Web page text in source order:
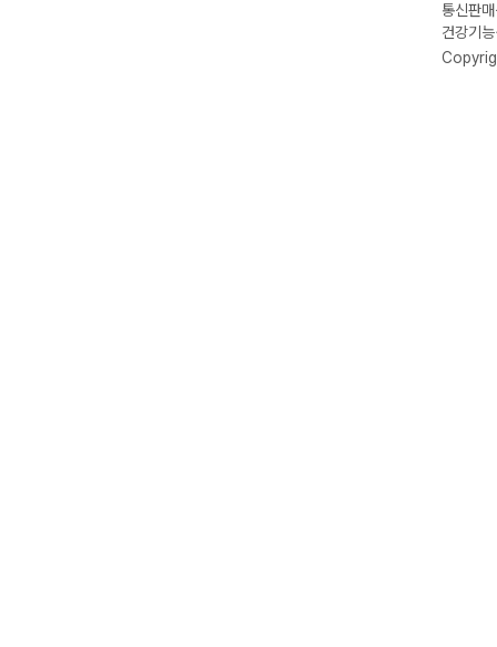
통신판
건강기